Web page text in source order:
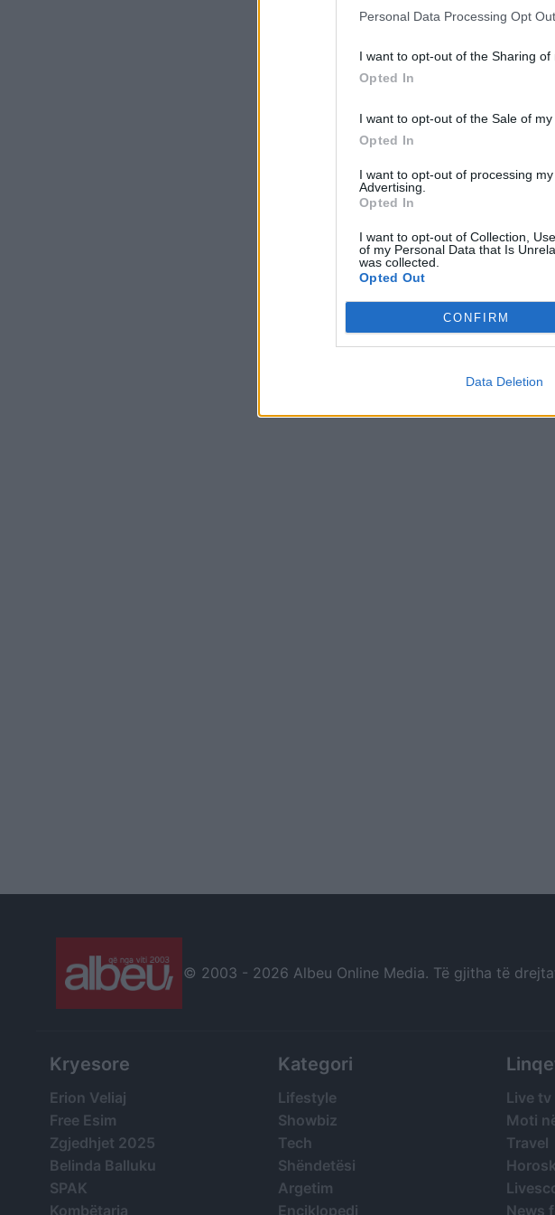
Personal Data Processing Opt
I want to opt-out of the Sharing of
Opted In
I want to opt-out of the Sale of my
Opted In
I want to opt-out of processing
Advertising.
Opted In
I want to opt-out of Collection,
of my Personal Data that Is
was collected.
Opted Out
CONFIRM
Data Deletion
© 2003 - 2026 Albeu Online Media. Të gjitha të
Kryesore
Erion Veliaj
Free Esim
Zgjedhjet 2025
Belinda Balluku
SPAK
Kombëtarja
Kategori
Lifestyle
Showbiz
Tech
Shëndetësi
Argetim
Enciklopedi
Live
Moti
Travel
News